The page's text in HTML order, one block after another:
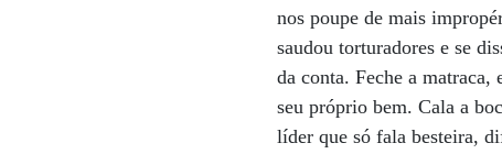
nos poupe de mais
saudou torturadores e se
da conta. Feche a
seu próprio bem. Cala a
líder que só fala besteira,